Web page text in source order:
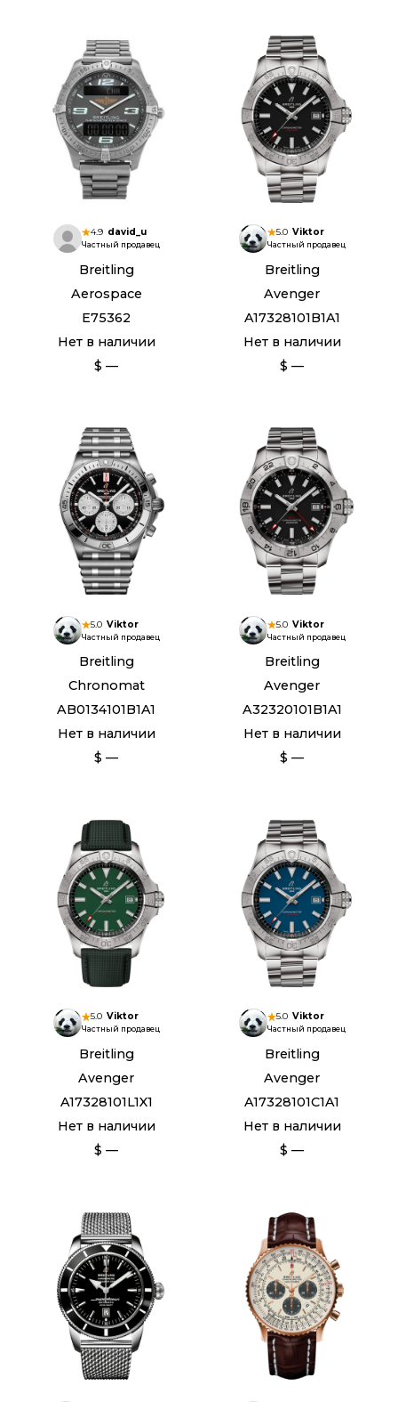
4.9 david_u
Частный продавец
Breitling
Aerospace
E75362
Нет в наличии
$ —
5.0 Viktor
Частный продавец
Breitling
Avenger
A17328101B1A1
Нет в наличии
$ —
5.0 Viktor
Частный продавец
Breitling
Chronomat
AB0134101B1A1
Нет в наличии
$ —
5.0 Viktor
Частный продавец
Breitling
Avenger
A32320101B1A1
Нет в наличии
$ —
5.0 Viktor
Частный продавец
Breitling
Avenger
A17328101L1X1
Нет в наличии
$ —
5.0 Viktor
Частный продавец
Breitling
Avenger
A17328101C1A1
Нет в наличии
$ —